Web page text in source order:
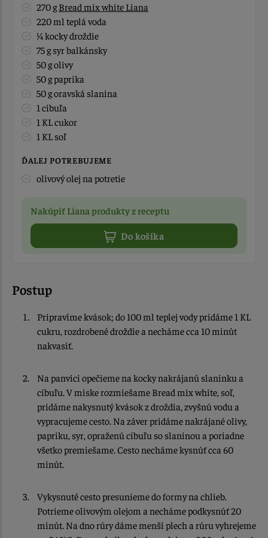
270 gBread mix white Liana
220 ml teplá voda
¼ kocky droždie
75 g syr balkánsky
50 g olivy
50 g paprika
50 g oravská slanina
1 cibuľa
1 KL cukor
1 KL soľ
ĎALEJ POTREBUJEME
olivový olej na potretie
Nakúpiť Liana produkty z receptu
Do košíka
Postup
Pripravíme kvások; do 100 ml teplej vody pridáme 1 KL
cukru, rozdrobené droždie a necháme cca 10 minút
nakvasiť.
Na panvici opečieme na kocky nakrájanú slaninku a
cibuľu. V miske rozmiešame Bread mix white, soľ,
pridáme nakysnutý kvások z droždia, zvyšnú vodu a
vypracujeme cesto. Na záver pridáme nakrájané olivy,
papriku, syr, opraženú cibuľu so slaninou a poriadne
všetko premiešame. Cesto necháme kysnúť cca 60
minút.
Vykysnuté cesto presunieme do formy na chlieb.
Potrieme olivovým olejom a necháme podkysnúť 20
minút. Na dno rúry dáme menší plech a rúru vyhrejeme